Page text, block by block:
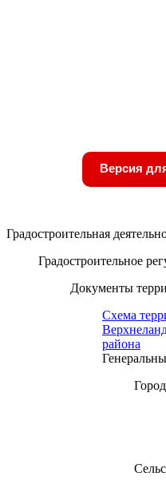
Версия
Градостроительная
Градостроительное
Документы
Схема
района